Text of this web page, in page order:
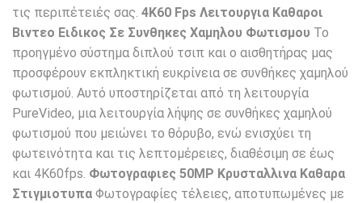
τις περιπέτειές σας. 4K60 Fps Λειτουργια Καθαροι
Βιντεο Ειδικος Σε Συνθηκες Χαμηλου Φωτισμου Το
προηγμένο σύστημα διπλού τσιπ και ο αισθητήρας μας
προσφέρουν εκπληκτική ευκρίνεια σε συνθήκες χαμηλού
φωτισμού. Αυτό υποστηρίζεται από τη λειτουργία
PureVideo, μια λειτουργία λήψης σε συνθήκες χαμηλού
φωτισμού που μειώνει το θόρυβο, ενώ ενισχύει τη
φωτεινότητα και τις λεπτομέρειες, διαθέσιμη σε έως
και 4K60fps. Φωτογραφιες 50MP Κρυσταλλινα Καθαρα
Στιγμιοτυπα Φωτογραφίες τέλειες, αποτυπωμένες με